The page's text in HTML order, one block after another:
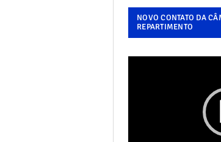
NOVO CONTATO DA
REPARTIMENTO